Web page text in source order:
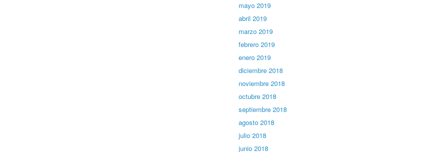
mayo 2019
abril 2019
marzo 2019
febrero 2019
enero 2019
diciembre 2018
noviembre 2018
octubre 2018
septiembre 2018
agosto 2018
julio 2018
junio 2018